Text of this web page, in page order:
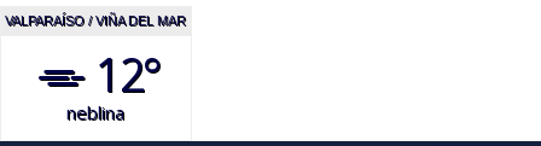
VALPARAÍSO / VIÑA DEL MAR
12°
neblina